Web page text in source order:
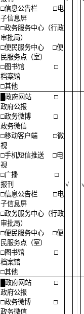
□信息公告栏
□电
子信息屏
□政务服务中心（行政
审批局）
□便民服务中心
□便
民服务点（室）
□图书馆
□
档案馆
□其他
█政府网站
□
政府公报
□政务微博
□
政务微信
□移动客户端
□微
视
□手机短信推送
□电
视
□广播
□
报刊
□信息公告栏
□电
子信息屏
□政务服务中心（行政
审批局）
□便民服务中心
□便
民服务点（室）
□图书馆
□
档案馆
□其他
√
█政府网站
□
政府公报
□政务微博
□
政务微信